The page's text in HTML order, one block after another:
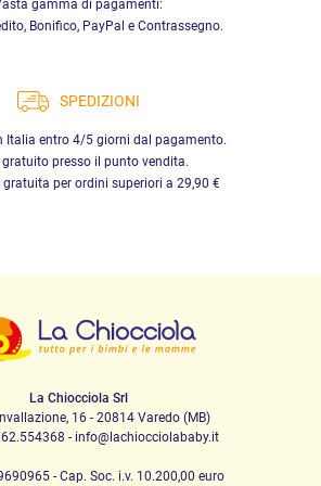
gamma di pagamenti:
Bonifico, PayPal e Contrassegno.
SPEDIZIONI
Italia entro 4/5 giorni dal pagamento.
gratuito presso il punto vendita.
gratuita per ordini superiori a 29,90 €
La Chiocciola Srl
16 - 20814 Varedo (MB)
- info@lachiocciolababy.it
- Cap. Soc. i.v. 10.200,00 euro